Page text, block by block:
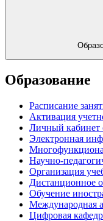
Образование
Расписание
Активация
Личный кабинет
Электронная
Научно-
Организация
Дистанционное
Обучение
Международная
Цифровая